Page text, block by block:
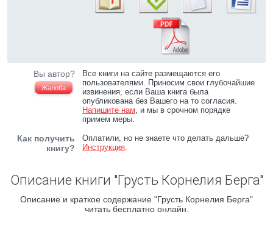
Вы автор?
Жалоба
Все книги на сайте размещаются его
пользователями. Приносим свои глубочайшие
извинения, если Ваша книга была
опубликована без Вашего на то согласия.
Напишите нам, и мы в срочном порядке
примем меры.
Как получить
книгу?
Оплатили, но не знаете что делать дальше?
Инструкция.
Описание книги "Грусть Корнелия Берга"
Описание и краткое содержание "Грусть Корнелия Берга"
читать бесплатно онлайн.